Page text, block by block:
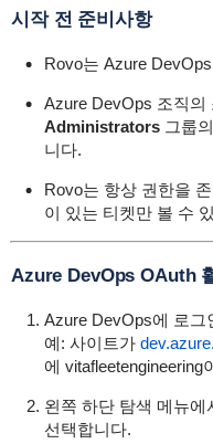
시작 전 준비사항
Rovo는 Azure
Azure DevOps 조직의
Administrators그룹
니다.
Rovo는 항상 권한을
이 있는 티켓만 볼 수
Azure DevOps OAuth
Azure DevOps에 로그
예: 사이트가
에 vitafleetengineering
왼쪽 하단 탐색 메뉴에
선택합니다.